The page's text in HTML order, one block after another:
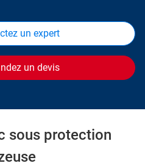
un expert
un devis
sous protection